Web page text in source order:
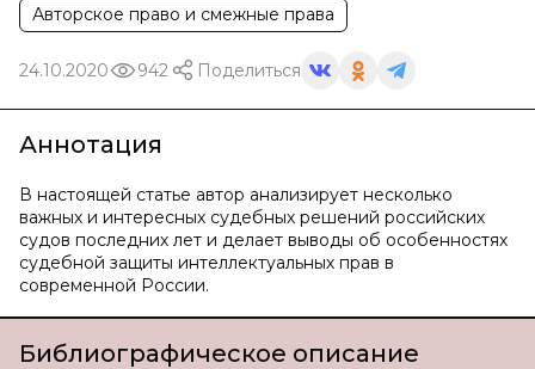
Авторское право и смежные права
24.10.2020 942 Поделиться
Аннотация
В настоящей статье автор анализирует несколько
важных и интересных судебных решений российских
судов последних лет и делает выводы об особенностях
судебной защиты интеллектуальных прав в
современной России.
Библиографическое описание